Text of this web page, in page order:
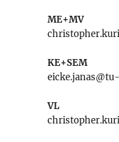
ME+MV
KE+SEM
VL